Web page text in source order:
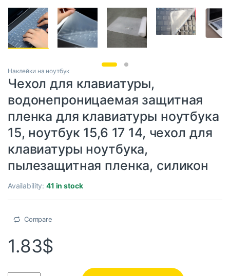
Наклейки на ноутбук
Чехол для клавиатуры,
водонепроницаемая защитная
пленка для клавиатуры ноутбука
15, ноутбук 15,6 17 14, чехол для
клавиатуры ноутбука,
пылезащитная пленка, силикон
Availability:41 in stock
Compare
1.83$